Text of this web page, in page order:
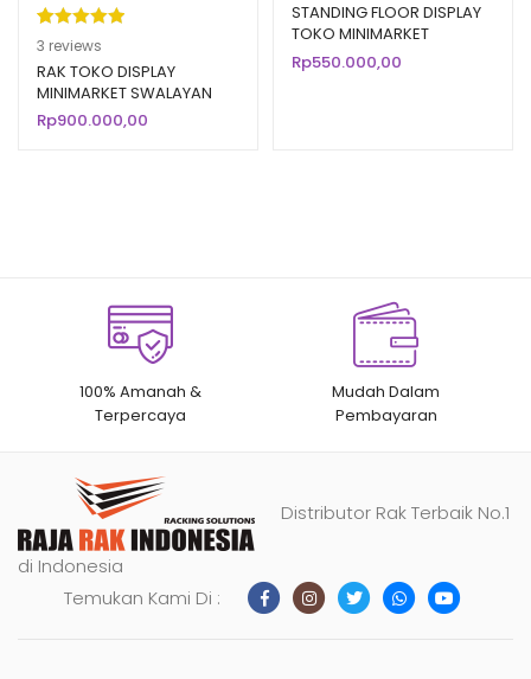
Peringkat
5.00 dari 5
berdasarka
n
3
penilaian
3 reviews
RAK TOKO DISPLAY
MINIMARKET SWALAYAN
MODERN TIPE RR-13
Rp900.000,00
STANDING FLOOR DISPLAY
TOKO MINIMARKET
SUPERMARKET ST-11
Rp550.000,00
100% Amanah &
Terpercaya
Mudah Dalam
Pembayaran
Distributor Rak Terbaik No.1
di Indonesia
Temukan Kami Di :